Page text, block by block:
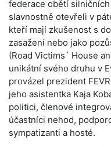
federace obětí silničních
slavnostně otevřeli v
kteří mají zkušenost s
zasažení nebo jako
(Road Victims´ House
unikátní svého druhu v
provázel prezident
jeho asistentka Kaja
politici, členové
účastníci nehod,
sympatizanti a hosté.